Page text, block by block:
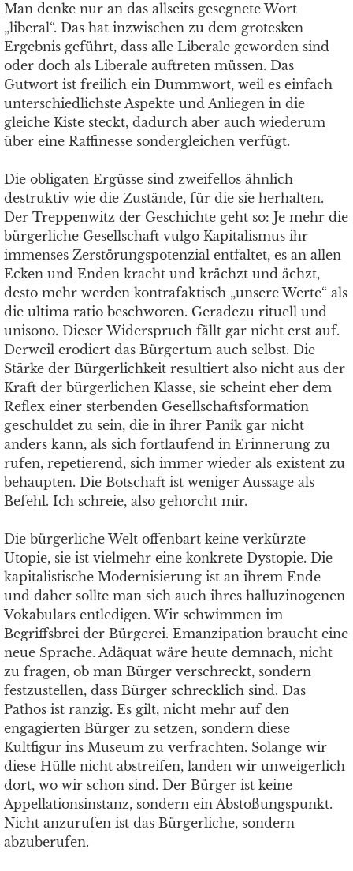
Man denke nur an das allseits gesegnete Wort
„liberal“. Das hat inzwischen zu dem grotesken
Ergebnis geführt, dass alle Liberale geworden sind
oder doch als Liberale auftreten müssen. Das
Gutwort ist freilich ein Dummwort, weil es einfach
unterschiedlichste Aspekte und Anliegen in die
gleiche Kiste steckt, dadurch aber auch wiederum
über eine Raffinesse sondergleichen verfügt.
Die obligaten Ergüsse sind zweifellos ähnlich
destruktiv wie die Zustände, für die sie herhalten.
Der Treppenwitz der Geschichte geht so: Je mehr die
bürgerliche Gesellschaft vulgo Kapitalismus ihr
immenses Zerstörungspotenzial entfaltet, es an allen
Ecken und Enden kracht und krächzt und ächzt,
desto mehr werden kontrafaktisch „unsere Werte“ als
die ultima ratio beschworen. Geradezu rituell und
unisono. Dieser Widerspruch fällt gar nicht erst auf.
Derweil erodiert das Bürgertum auch selbst. Die
Stärke der Bürgerlichkeit resultiert also nicht aus der
Kraft der bürgerlichen Klasse, sie scheint eher dem
Reflex einer sterbenden Gesellschaftsformation
geschuldet zu sein, die in ihrer Panik gar nicht
anders kann, als sich fortlaufend in Erinnerung zu
rufen, repetierend, sich immer wieder als existent zu
behaupten. Die Botschaft ist weniger Aussage als
Befehl. Ich schreie, also gehorcht mir.
Die bürgerliche Welt offenbart keine verkürzte
Utopie, sie ist vielmehr eine konkrete Dystopie. Die
kapitalistische Modernisierung ist an ihrem Ende
und daher sollte man sich auch ihres halluzinogenen
Vokabulars entledigen. Wir schwimmen im
Begriffsbrei der Bürgerei. Emanzipation braucht eine
neue Sprache. Adäquat wäre heute demnach, nicht
zu fragen, ob man Bürger verschreckt, sondern
festzustellen, dass Bürger schrecklich sind. Das
Pathos ist ranzig. Es gilt, nicht mehr auf den
engagierten Bürger zu setzen, sondern diese
Kultfigur ins Museum zu verfrachten. Solange wir
diese Hülle nicht abstreifen, landen wir unweigerlich
dort, wo wir schon sind. Der Bürger ist keine
Appellationsinstanz, sondern ein Abstoßungspunkt.
Nicht anzurufen ist das Bürgerliche, sondern
abzuberufen.